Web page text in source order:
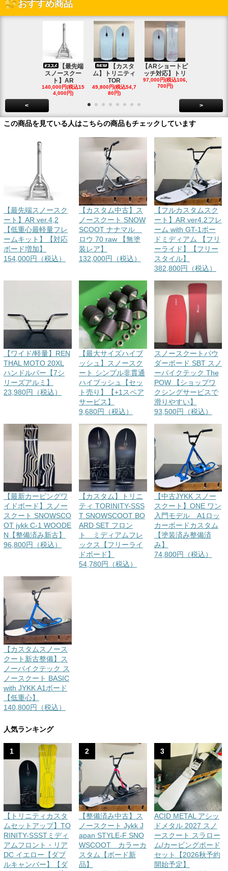
おすすめ商品
【最先端
スノースクー
ト】AR
140,000円(税込15
4,000円)
【カスタ
ム】トリニティ
TOR
49,800円(税込54,7
80円)
【ARショートピ
ッチ対応】トリ
97,000円(税込106,
700円)
< >
この商品を見ている人はこちらの商品もチェックしています
【最先端スノースク
ート】AR ver.4,2
【低重心最軽量フレ
ームキット】【対応
ボード増加】
154,000円（税込）
【カスタム中古】ス
ノースクート SNOW
SCOOT ナナマル
ロウ 70 raw 【無塗
装レア】
132,000円（税込）
【フルカスタムスク
ート】AR ver4.2フレ
ーム with GT-1ボー
ドミディアム 【フリ
ーライド】【フリー
スタイル】
382,800円（税込）
【ワイド/軽量】REN
THAL MOTO 20XL
ハンドルバー【7シ
リーズアルミ】
23,980円（税込）
【最大サイズハイブ
ッシュ】スノースク
ート シンプル非貫通
ハイブッシュ【セッ
ト売り】【+1スペア
サービス】
9,680円（税込）
スノースクートパウ
ダーボード SBT スノ
ーバイクテック The
POW 【ショップワ
クシングサービスで
滑りやすい】
93,500円（税込）
【最新カービングワ
イドボード】スノー
スクート SNOWSCO
OT jykk C-1 WOODE
N【整備済み新古】
96,800円（税込）
【カスタム】トリニ
ティ TORINITY-SSS
T SNOWSCOOT BO
ARD SET フロン
ト ミディアムフレ
ックス【フリーライ
ドボード】
54,780円（税込）
【中古JYKK スノー
スクート】ONE ワン
入門モデル A1ロッ
カーボードカスタム
【塗装済み整備済
み】
74,800円（税込）
【カスタムスノース
クート新古整備】ス
ノーバイクテック ス
ノースクート BASIC
with JYKK A1ボード
【低重心】
140,800円（税込）
人気ランキング
1
【トリニティカスタ
ムセットアップ】TO
RINITY-SSSTミディ
アムフロント・リア
DC イエロー【ダブ
ルキャンバー】【ダ
2
【整備済み中古】ス
ノースクート Jykk J
apan STYLE-F SNO
WSCOOT カラーカ
スタム【ボード新
品】
3
ACID METAL アシッ
ドメタル 2027 スノ
ースクート スラロー
ム/カービングボード
セット【2026秋予約
開始予定】